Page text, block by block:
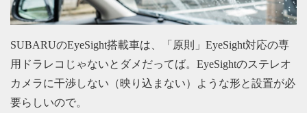
SUBARUのEyeSight搭載車は、「原則」EyeSight対応の専
用ドラレコじゃないとダメだってば。EyeSightのステレオ
カメラに干渉しない（映り込まない）ような形と設置が必
要らしいので。